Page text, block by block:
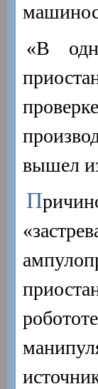
«В
вышел
П